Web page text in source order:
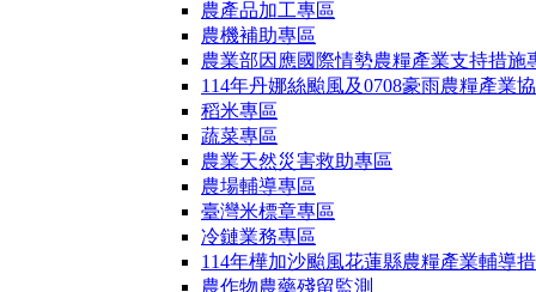
農產品加工專區
農機補助專區
農業部因應國際情勢農糧產業支持措施
114年丹娜絲颱風及0708豪雨農糧產業
稻米專區
蔬菜專區
農業天然災害救助專區
農場輔導專區
臺灣米標章專區
冷鏈業務專區
114年樺加沙颱風花蓮縣農糧產業輔導
農作物農藥殘留監測